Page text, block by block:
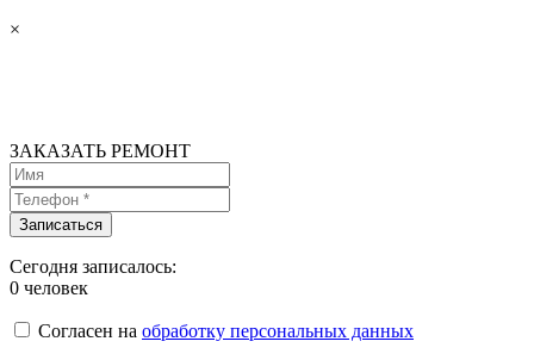
×
ЗАКАЗАТЬ РЕМОНТ
Сегодня записалось:
0 человек
Согласен на обработку персональных данных